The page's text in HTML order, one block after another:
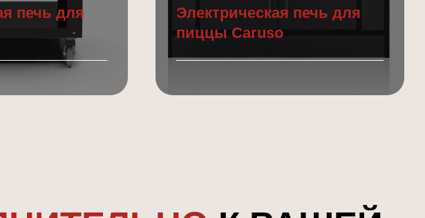
печь для
Электрическая печь для
пиццы Caruso